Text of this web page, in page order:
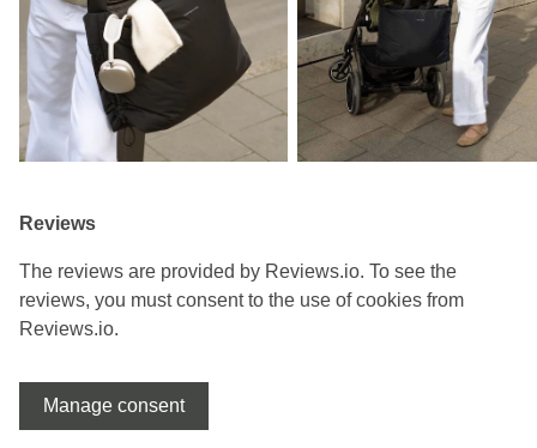
Reviews
The reviews are provided by Reviews.io. To see the
reviews, you must consent to the use of cookies from
Reviews.io.
Manage consent